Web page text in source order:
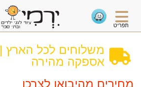
תפריט
משלוחים לכל הארץ |
אספקה מהירה
מחירים מהיבואן לצרכן